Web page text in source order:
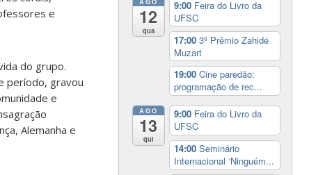
e
do grupo.
período, gravou
e
Alemanha e
12
qua
9:00 Feira do Livro da
UFSC
17:00 3º Prêmio Zahidé
Muzart
19:00 Cine paredão:
programação de rec...
AGO
13
qui
9:00 Feira do Livro da
UFSC
14:00 Seminário
Internacional ‘Ninguém...